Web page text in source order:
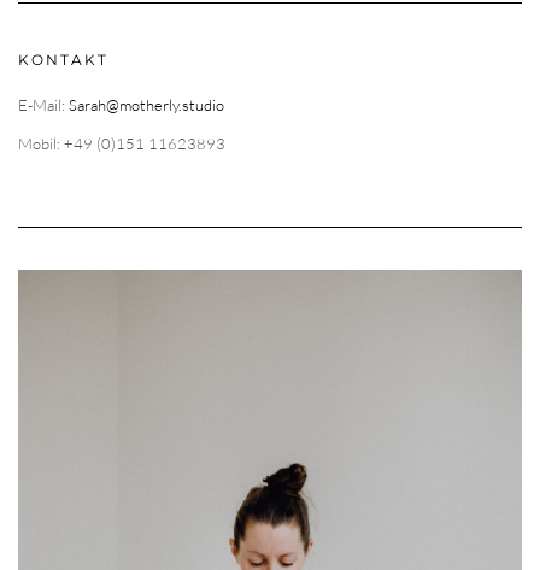
KONTAKT
E-Mail: Sarah@motherly.studio
Mobil: +49 (0)151 11623893